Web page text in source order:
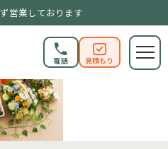
営業しております
電話 見積もり